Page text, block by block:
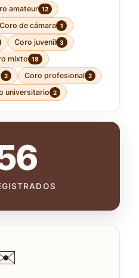
amateur 12
Coro de cámara 1
Coro juvenil 3
mixto 18
2 Coro profesional 2
universitario 2